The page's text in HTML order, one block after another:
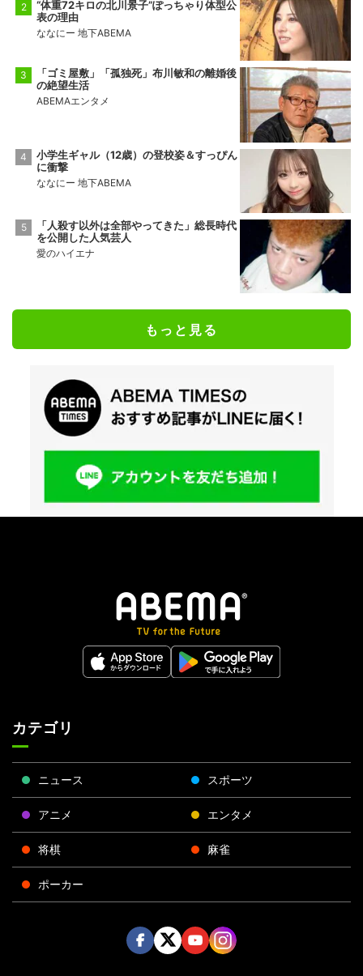
“体重72キロの北川景子”ぽっちゃり体型公
表の理由
ななにー 地下ABEMA
「ゴミ屋敷」「孤独死」布川敏和の離婚後
の絶望生活
ABEMAエンタメ
小学生ギャル（12歳）の登校姿＆すっぴん
に衝撃
ななにー 地下ABEMA
「人殺す以外は全部やってきた」総長時代
を公開した人気芸人
愛のハイエナ
もっと見る
カテゴリ
ニュース スポーツ
アニメ エンタメ
将棋 麻雀
ポーカー